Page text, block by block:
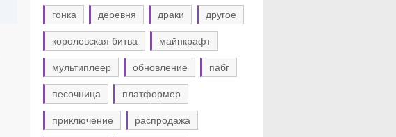
гонка деревня драки другое
королевская битва майнкрафт
мультиплеер обновление пабг
песочница платформер
приключение распродажа